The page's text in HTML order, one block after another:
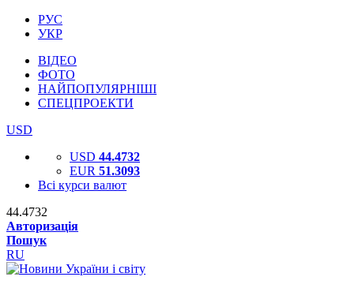
РУС
УКР
ВІДЕО
ФОТО
НАЙПОПУЛЯРНІШІ
СПЕЦПРОЕКТИ
USD
USD 44.4732
EUR 51.3093
Всі курси валют
44.4732
Авторизація
Пошук
RU